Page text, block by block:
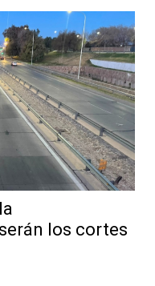
los cortes